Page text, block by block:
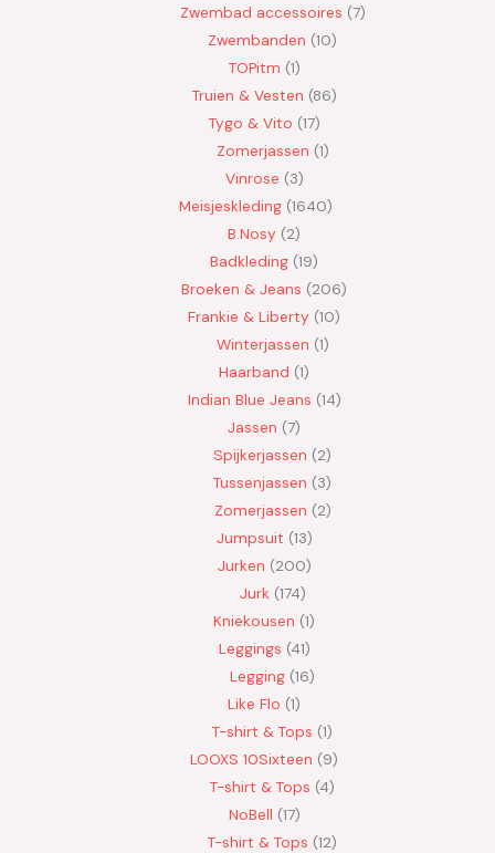
Zwembad accessoires 7
Zwembanden 10
TOPitm 1
Truien & Vesten 86
Tygo & Vito 17
Zomerjassen 1
Vinrose 3
Meisjeskleding 1640
B.Nosy
2
Badkleding 19
Broeken & Jeans
206
Frankie & Liberty 10
Winterjassen 1
Haarband 1
Indian Blue Jeans 14
Jassen 7
Spijkerjassen
2
Tussenjassen
3
Zomerjassen 2
Jumpsuit 13
Jurken 200
Jurk 174
Kniekousen 1
Leggings 41
Legging 16
Like Flo 1
T-shirt & Tops 1
LOOXS 10Sixteen
9
T-shirt & Tops 4
NoBell 17
T-shirt & Tops 12